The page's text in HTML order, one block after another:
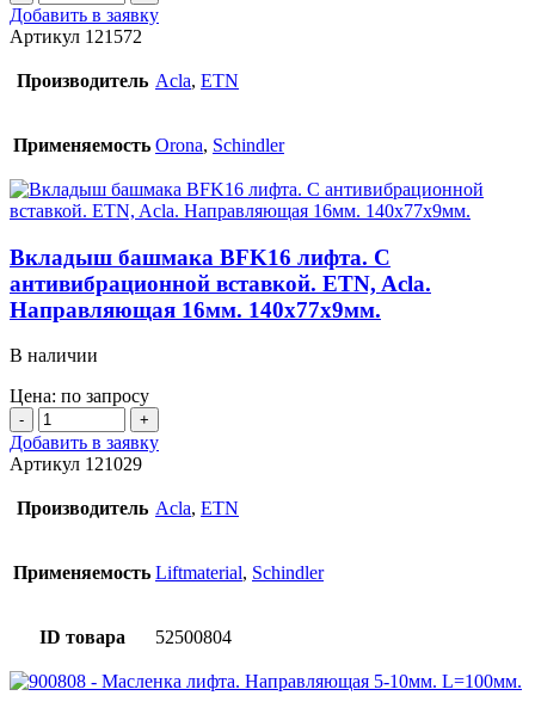
товара
Вкладыш
башмака
лифта.
вставкой.
Acla.
Направляющая
9мм.
Добавить в заявку
Артикул 121572
Производитель Acla, ETN
Применяемость Orona, Schindler
Вкладыш башмака BFK16 лифта. С
антивибрационной вставкой. ETN, Acla.
Направляющая 16мм. 140х77х9мм.
В наличии
Цена: по запросу
Количество
товара
Вкладыш
башмака
BFK16
лифта.
антивибрационной
Acla.
Направляющая
16мм.
140х77х9мм.
Добавить в заявку
Артикул 121029
Производитель Acla, ETN
Применяемость Liftmaterial, Schindler
ID товара 52500804